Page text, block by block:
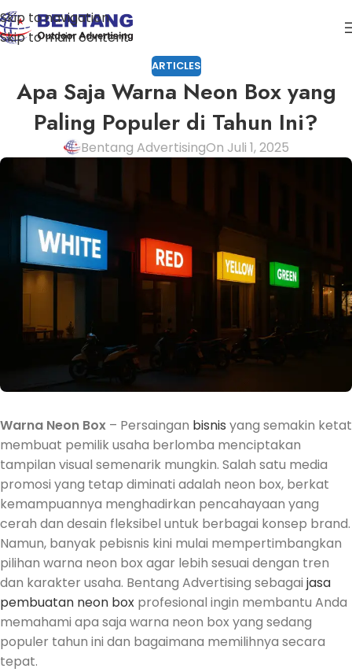
Skip to navigation
Skip to main content
ARTICLES
Apa Saja Warna Neon Box yang
Paling Populer di Tahun Ini?
Bentang AdvertisingOn Juli 1, 2025
Warna Neon Box – Persaingan bisnis yang semakin ketat
membuat pemilik usaha berlomba menciptakan
tampilan visual semenarik mungkin. Salah satu media
promosi yang tetap diminati adalah neon box, berkat
kemampuannya menghadirkan pencahayaan yang
cerah dan desain fleksibel untuk berbagai konsep brand.
Namun, banyak pebisnis kini mulai mempertimbangkan
pilihan warna neon box agar lebih sesuai dengan tren
dan karakter usaha. Bentang Advertising sebagai jasa
pembuatan neon box profesional ingin membantu Anda
memahami apa saja warna neon box yang sedang
populer tahun ini dan bagaimana memilihnya secara
tepat.